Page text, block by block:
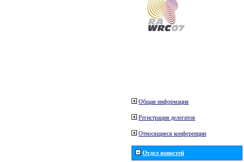
Общая информация
Регистрация делегатов
Относящиеся конференции
Отдел новостей